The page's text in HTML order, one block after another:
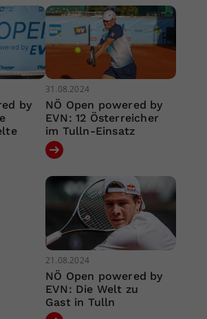
by
31.08.2024
NÖ Open powered by
EVN: 12 Österreicher
im Tulln-Einsatz
21.08.2024
NÖ Open powered by
EVN: Die Welt zu
Gast in Tulln